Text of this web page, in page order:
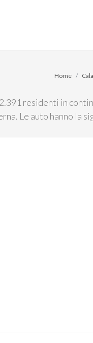
residenti in
Le auto hanno la
Home